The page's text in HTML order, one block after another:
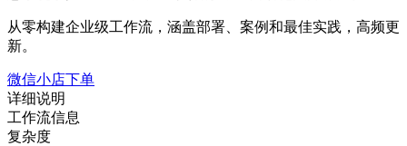
从零构建企业级工作流，涵盖部署、案例和最佳实践，高频更
新。
微信小店下单
详细说明
工作流信息
复杂度